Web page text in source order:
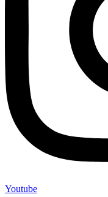
Youtube